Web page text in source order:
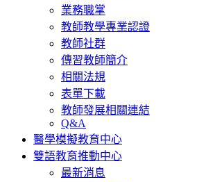
業務職掌
教師教學專業認證
教師社群
傳習教師簡介
相關法規
表單下載
教師發展相關連結
Q&A
醫學模擬教育中心
雙語教育推動中心
最新消息